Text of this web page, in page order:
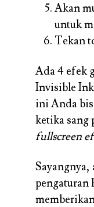
Akan
untuk
Tekan
Ada 4 efek
Invisible
ini Anda
ketika sang
fullscreen
pengaturan